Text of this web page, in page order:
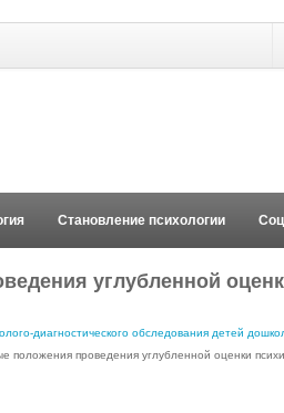
Становление психологии
углубленной
диагностического обследования детей
положения проведения углубленной оценки